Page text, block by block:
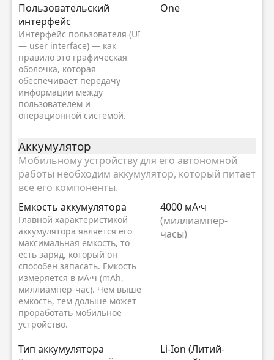
Пользовательский
интерфейс
Интерфейс пользователя (UI
— user interface) — как
правило это графическая
оболочка, которая
обеспечивает передачу
информации между
пользователем и
операционной системой.
One
Аккумулятор
Мобильному устройству для его автономной
работы необходим аккумулятор, который питает
все его компоненты.
Емкость аккумулятора
Главной характеристикой
аккумулятора является его
максимальная емкость, то
есть заряд, который он
способен запасать. Емкость
измеряется в мА·ч (mAh,
миллиампер-час). Чем выше
емкость, тем дольше может
проработать мобильное
устройство.
4000 мА·ч
(миллиампер-
часы)
Тип аккумулятора
Li-Ion (Литий-